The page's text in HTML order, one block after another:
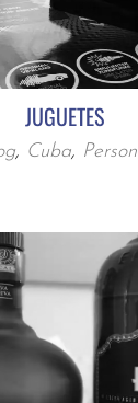
JUGUETES
, Cuba,